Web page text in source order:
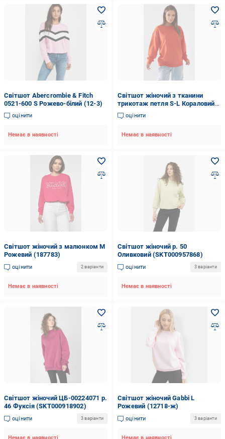
Світшот Abercrombie & Fitch
0521-600 S Рожево-білий (12-3)
оцінити
Немає в наявності
Світшот жіночий з тканини
трикотаж петля S-L Кораловий
(172757)
оцінити
Немає в наявності
Світшот жіночий з малюнком M
Рожевий (187783)
оцінити 2 варіанти
Немає в наявності
Світшот жіночий р. 50
Оливковий (SKT000957868)
оцінити 3 варіанти
Немає в наявності
Світшот жіночий ЦБ-00224071 р.
46 Фуксія (SKT000918902)
оцінити 3 варіанти
Світшот жіночий Gabbi L
Рожевий (12718-ж)
оцінити 3 варіанти